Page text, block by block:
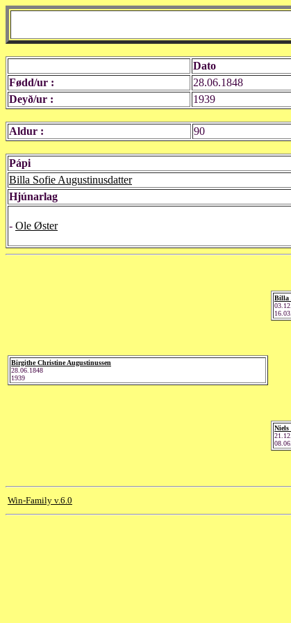
Dato
Fødd/ur :
28.06.1848
Deyð/ur :
1939
Aldur : 90
Pápi
Billa Sofie Augustinusdatter
Hjúnarlag
- Ole Øster
Birgithe Christine Augustinussen
28.06.1848
1939
Billa
Niels
Win-Family v.6.0